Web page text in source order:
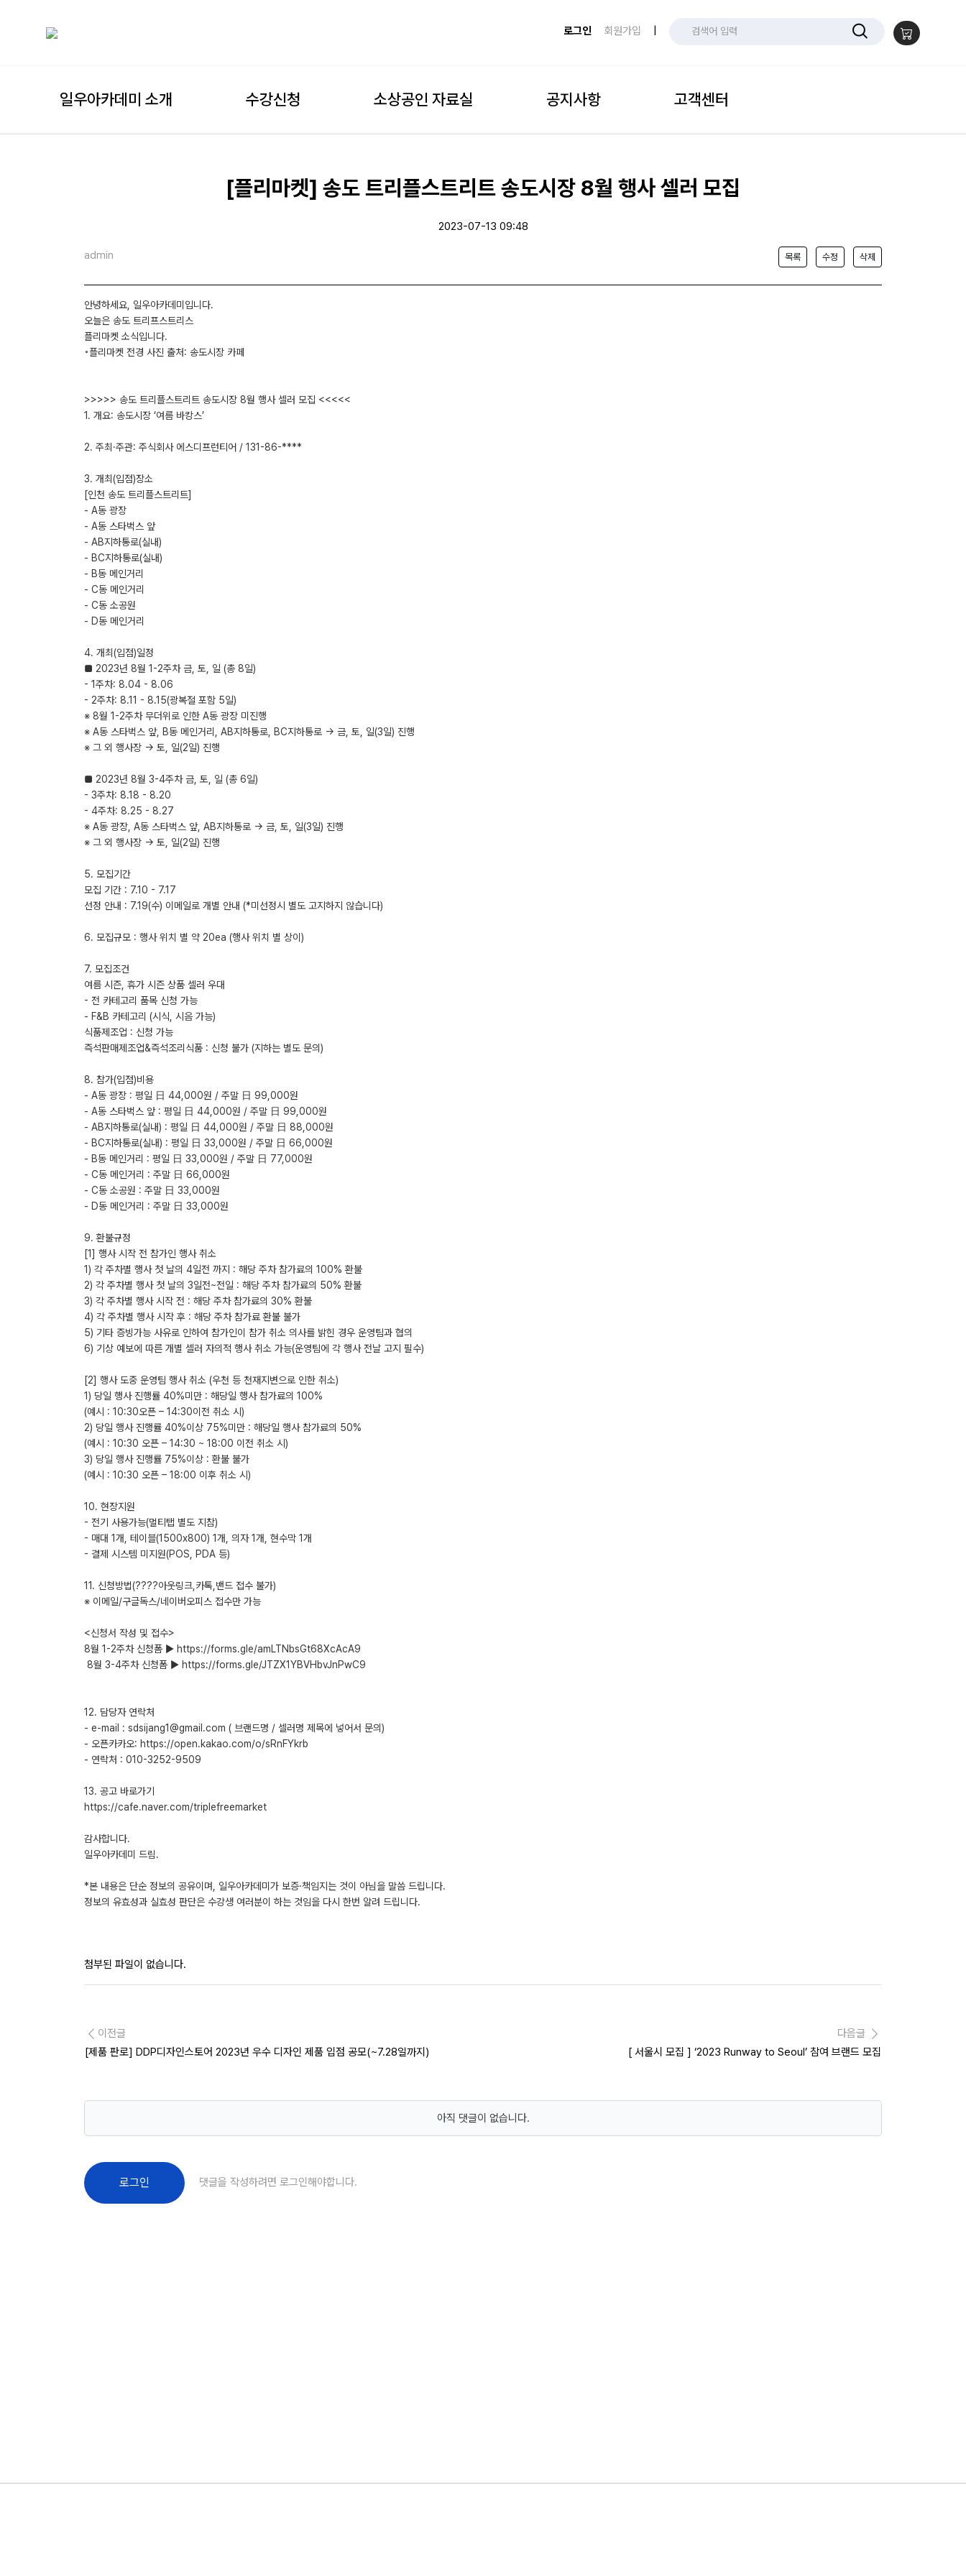
로그인 회원가입
일우아카데미 소개 수강신청 소상공인 자료실 공지사항 고객센터
[플리마켓] 송도 트리플스트리트 송도시장 8월 행사 셀러 모집
2023-07-13 09:48
admin 목록 수정 삭제
안녕하세요, 일우아카데미입니다.
오늘은 송도 트리프스트리스
플리마켓 소식입니다.
◦플리마켓 전경 사진 출처: 송도시장 카페
>>>>> 송도 트리플스트리트 송도시장 8월 행사 셀러 모집 <<<<<
1. 개요: 송도시장 ‘여름 바캉스’
2. 주최·주관: 주식회사 에스디프런티어 / 131-86-****
3. 개최(입점)장소
[인천 송도 트리플스트리트]
- A동 광장
- A동 스타벅스 앞
- AB지하통로(실내)
- BC지하통로(실내)
- B동 메인거리
- C동 메인거리
- C동 소공원
- D동 메인거리
​4. 개최(입점)일정
■ 2023년 8월 1-2주차 금, 토, 일 (총 8일)
- 1주차: 8.04 - 8.06
- 2주차: 8.11 - 8.15(광복절 포함 5일)
※ 8월 1-2주차 무더위로 인한 A동 광장 미진행
※ A동 스타벅스 앞, B동 메인거리, AB지하통로, BC지하통로 -> 금, 토, 일(3일) 진행
※ 그 외 행사장 -> 토, 일(2일) 진행
■ 2023년 8월 3-4주차 금, 토, 일 (총 6일)
- 3주차: 8.18 - 8.20
- 4주차: 8.25 - 8.27
※ A동 광장, A동 스타벅스 앞, AB지하통로 -> 금, 토, 일(3일) 진행
※ 그 외 행사장 -> 토, 일(2일) 진행
5. 모집기간
모집 기간 : 7.10 - 7.17
선정 안내 : 7.19(수) 이메일로 개별 안내 (*미선정시 별도 고지하지 않습니다)
​6. 모집규모 : 행사 위치 별 약 20ea (행사 위치 별 상이)
7. 모집조건
여름 시즌, 휴가 시즌 상품 셀러 우대
- 전 카테고리 품목 신청 가능
- F&B 카테고리 (시식, 시음 가능)
식품제조업 : 신청 가능
즉석판매제조업&즉석조리식품 : 신청 불가 (지하는 별도 문의)​
8. 참가(입점)비용
- A동 광장 : 평일 日 44,000원 / 주말 日 99,000원
- A동 스타벅스 앞 : 평일 日 44,000원 / 주말 日 99,000원
- AB지하통로(실내) : 평일 日 44,000원 / 주말 日 88,000원
- BC지하통로(실내) : 평일 日 33,000원 / 주말 日 66,000원
- B동 메인거리 : 평일 日 33,000원 / 주말 日 77,000원
- C동 메인거리 : 주말 日 66,000원
- C동 소공원 : 주말 日 33,000원
- D동 메인거리 : 주말 日 33,000원
​9. 환불규정
[1] 행사 시작 전 참가인 행사 취소
1) 각 주차별 행사 첫 날의 4일전 까지 : 해당 주차 참가료의 100% 환불
2) 각 주차별 행사 첫 날의 3일전~전일 : 해당 주차 참가료의 50% 환불
3) 각 주차별 행사 시작 전 : 해당 주차 참가료의 30% 환불
4) 각 주차별 행사 시작 후 : 해당 주차 참가료 환불 불가
5) 기타 증빙가능 사유로 인하여 참가인이 참가 취소 의사를 밝힌 경우 운영팀과 협의
6) 기상 예보에 따른 개별 셀러 자의적 행사 취소 가능(운영팀에 각 행사 전날 고지 필수)
[2] 행사 도중 운영팀 행사 취소 (우천 등 천재지변으로 인한 취소)
1) 당일 행사 진행률 40%미만 : 해당일 행사 참가료의 100%
(예시 : 10:30오픈 – 14:30이전 취소 시)
2) 당일 행사 진행률 40%이상 75%미만 : 해당일 행사 참가료의 50%
(예시 : 10:30 오픈 – 14:30 ~ 18:00 이전 취소 시)
3) 당일 행사 진행률 75%이상 : 환불 불가
(예시 : 10:30 오픈 – 18:00 이후 취소 시)
10. 현장지원
- 전기 사용가능(멀티탭 별도 지참)
- 매대 1개, 테이블(1500x800) 1개, 의자 1개, 현수막 1개
- 결제 시스템 미지원(POS, PDA 등)
11. 신청방법(????아웃링크,카톡,밴드 접수 불가)
※ 이메일/구글독스/네이버오피스 접수만 가능
<신청서 작성 및 접수>
8월 1-2주차 신청폼 ▶ https://forms.gle/amLTNbsGt68XcAcA9
​ 8월 3-4주차 신청폼 ▶ https://forms.gle/JTZX1YBVHbvJnPwC9
12. 담당자 연락처
- e-mail : sdsijang1@gmail.com ( 브랜드명 / 셀러명 제목에 넣어서 문의)
- 오픈카카오: https://open.kakao.com/o/sRnFYkrb
- 연락처 : 010-3252-9509
​13. 공고 바로가기
https://cafe.naver.com/triplefreemarket
감사합니다.
일우아카데미 드림.
*본 내용은 단순 정보의 공유이며, 일우아카데미가 보증·책임지는 것이 아님을 말씀 드립니다.
정보의 유효성과 실효성 판단은 수강생 여러분이 하는 것임을 다시 한번 알려 드립니다.
첨부된 파일이 없습니다.
이전글
[제품 판로] DDP디자인스토어 2023년 우수 디자인 제품 입점 공모(~7.28일까지)
다음글
[ 서울시 모집 ] ‘2023 Runway to Seoul’ 참여 브랜드 모집
아직 댓글이 없습니다.
로그인 댓글을 작성하려면 로그인해야합니다.